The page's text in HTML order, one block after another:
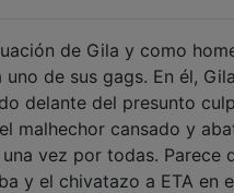
de Gila y como
de sus gags. En él,
delante del presunto
malhechor cansado y
vez por todas.
y el chivatazo a ETA